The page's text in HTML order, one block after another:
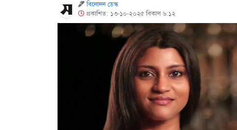
বিনোদন ডেস্ক
প্রকাশিত: ১৩-১০-২০২৫ বিকাল ৬:১২